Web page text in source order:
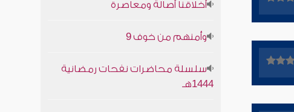
أخلاقنا أصالة ومعاصرة
وأمنهم من خوف 9
سلسلة محاضرات نفحات رمضانية
1444هـ